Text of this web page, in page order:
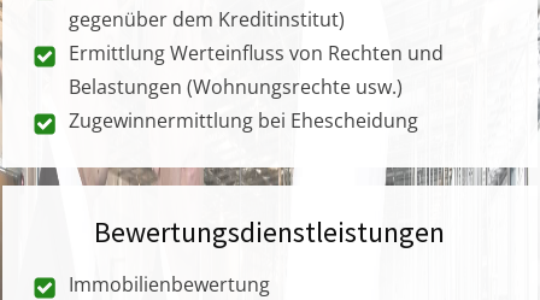
gegenüber dem Kreditinstitut)
Ermittlung Werteinfluss von Rechten und
Belastungen (Wohnungsrechte usw.)
Zugewinnermittlung bei Ehescheidung
Bewertungsdienstleistungen
Immobilienbewertung